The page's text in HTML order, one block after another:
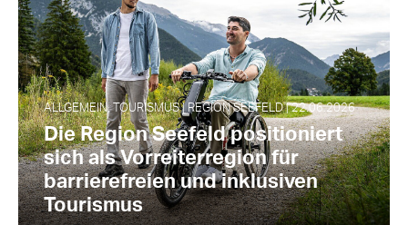
ALLGEMEIN, TOURISMUS | REGION SEEFELD | 22.06.2026
Die Region Seefeld positioniert
sich als Vorreiterregion für
barrierefreien und inklusiven
Tourismus